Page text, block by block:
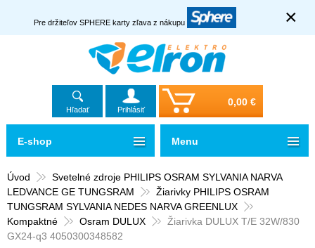
Pre držiteľov SPHERE karty zľava z nákupu ×
Hľadať Prihlásiť
0,00 €
Úvod
Svetelné zdroje PHILIPS OSRAM SYLVANIA NARVA
LEDVANCE GE TUNGSRAM
Žiarivky PHILIPS OSRAM
TUNGSRAM SYLVANIA NEDES NARVA GREENLUX
Kompaktné
Osram DULUX
Žiarivka DULUX T/E 32W/830
GX24-q3 4050300348582
E-shop Menu